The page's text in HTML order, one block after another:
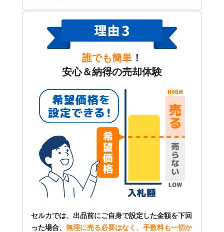
誰でも簡単 ！
安心＆納得の売却体験
セルカでは、出品前にご自身で設定した金額を下回
った場合、 無理に売る必要はなく、手数料も一切か